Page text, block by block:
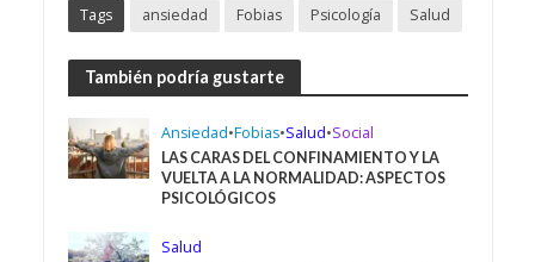
Tags ansiedad Fobias Psicología Salud
También podría gustarte
Ansiedad•Fobias•Salud•Social
LAS CARAS DEL CONFINAMIENTO Y LA
VUELTA A LA NORMALIDAD: ASPECTOS
PSICOLÓGICOS
Salud